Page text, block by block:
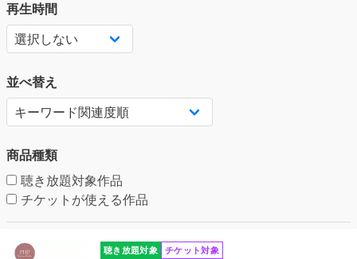
再生時間
並べ替え
商品種類
聴き放題対象作品
チケットが使える作品
聴き放題対象 チケット対象